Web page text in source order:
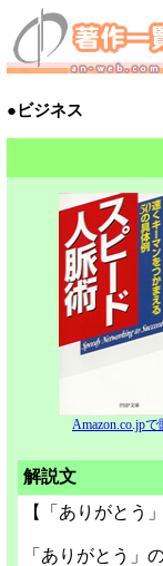
●ビジネス
Amazon.co.jpで
解説文
【「ありがとう
「ありがとう」